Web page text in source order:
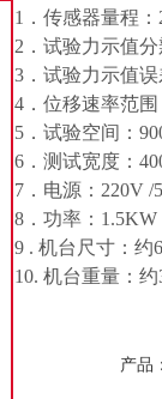
1．传感器量程
2．试验力示值分
3．试验力示值
4．位移速率范围
5．试验空间：
6．测试宽度：
7．电源：220V /
8．功率：1.5KW
9 . 机台尺寸：约
10. 机台重量：
产品